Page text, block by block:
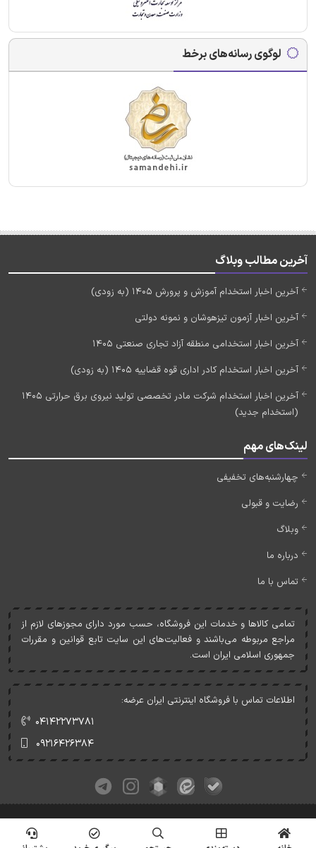
لوگوی رسانه‌های برخط
آخرین مطالب وبلاگ
آخرین اخبار استخدام آموزش و پرورش 1405 (به زودی)
آخرین اخبار آزمون تیزهوشان و نمونه دولتی
آخرین اخبار استخدامی منطقه آزاد تجاری صنعتی 1405
آخرین اخبار استخدام کادر اداری قوه قضاییه 1405 (به زودی)
آخرین اخبار استخدام شرکت مادر تخصصی تولید نیروی برق حرارتی 1405
(استخدام جدید)
لینک‌های مهم
چهارشنبه‌های تخفیفی
رضایت و قبولی
وبلاگ
درباره ما
تماس با ما
تمامی کالاها و خدمات اين فروشگاه، حسب مورد دارای مجوزهای لازم از
مراجع مربوطه می‌باشند و فعاليت‌های اين سايت تابع قوانين و مقررات
جمهوری اسلامی ايران است.
اطلاعات تماس با فروشگاه اینترنتی ایران عرضه:
۰۴۱۴۲۲۷۳۷۸۱
۰۹۲۱۶۴۲۶۳۸۴